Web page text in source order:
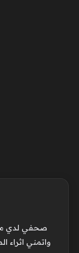
صحفي لدي
واتمني اثراء